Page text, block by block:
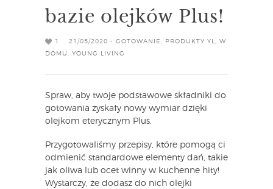
bazie olejków Plus!
1 21/05/2020 - GOTOWANIE PRODUKTY YL
W
DOMU
YOUNG LIVING
Spraw, aby twoje podstawowe składniki do
gotowania zyskały nowy wymiar dzięki
olejkom eterycznym Plus.
Przygotowaliśmy przepisy, które pomogą ci
odmienić standardowe elementy dań, takie
jak oliwa lub ocet winny w kuchenne hity!
Wystarczy, że dodasz do nich olejki